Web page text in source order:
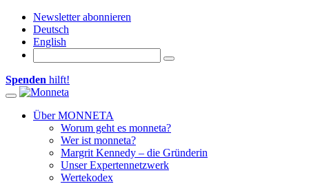
Newsletter abonnieren
Deutsch
English
Spenden hilft!
Toggle navigation
Über MONNETA
Worum geht es monneta?
Wer ist monneta?
Margrit Kennedy – die Gründerin
Unser Expertennetzwerk
Wertekodex